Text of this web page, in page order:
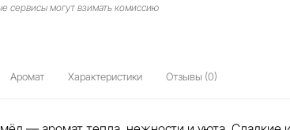
сервисы могут взимать комиссию
Аромат Характеристики Отзывы (0)